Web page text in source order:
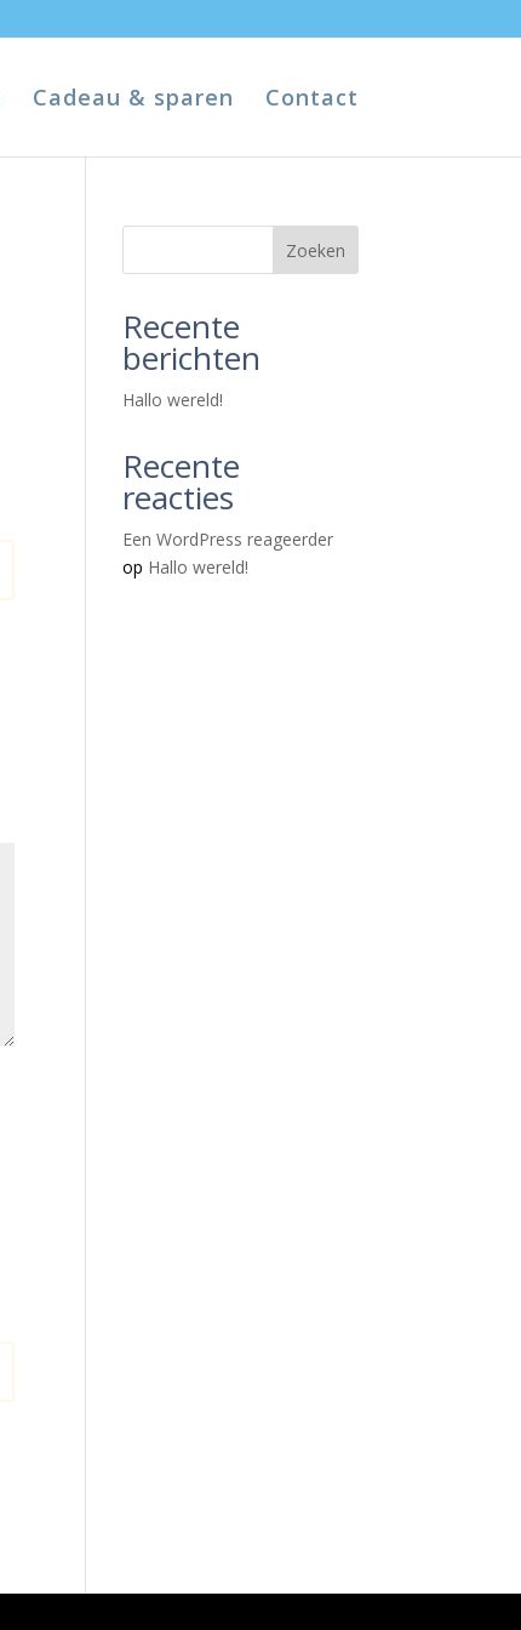
Cadeau & sparen Contact
Zoeken
Recente
berichten
Hallo wereld!
Recente
reacties
Een WordPress reageerder
op Hallo wereld!